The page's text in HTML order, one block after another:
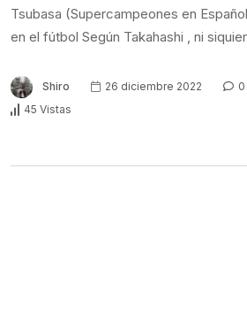
Tsubasa (Supercampeones en
en el fútbol Según Takahashi , ni
Shiro 26 diciembre 2022
45 Vistas